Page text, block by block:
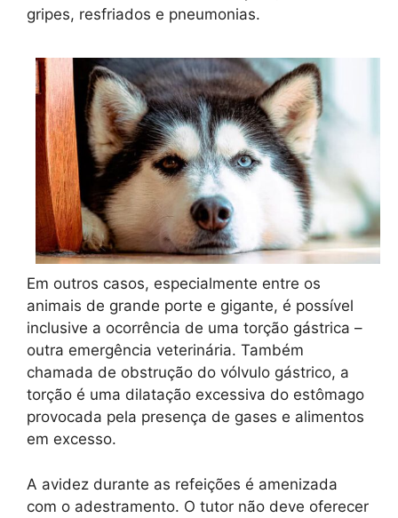
gripes, resfriados e pneumonias.
Em outros casos, especialmente entre os
animais de grande porte e gigante, é possível
inclusive a ocorrência de uma torção gástrica –
outra emergência veterinária. Também
chamada de obstrução do vólvulo gástrico, a
torção é uma dilatação excessiva do estômago
provocada pela presença de gases e alimentos
em excesso.
A avidez durante as refeições é amenizada
com o adestramento. O tutor não deve oferecer